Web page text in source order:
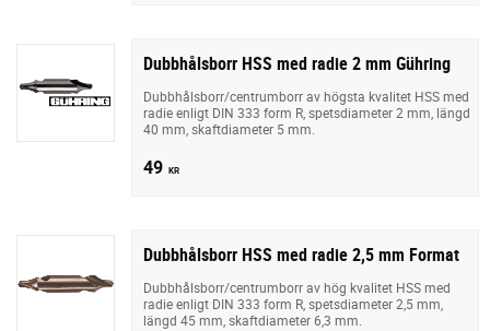
Dubbhålsborr HSS med radie 2 mm Gühring
Dubbhålsborr/centrumborr av högsta kvalitet HSS med
radie enligt DIN 333 form R, spetsdiameter 2 mm, längd
40 mm, skaftdiameter 5 mm.
49 KR
Dubbhålsborr HSS med radie 2,5 mm Format
Dubbhålsborr/centrumborr av hög kvalitet HSS med
radie enligt DIN 333 form R, spetsdiameter 2,5 mm,
längd 45 mm, skaftdiameter 6,3 mm.